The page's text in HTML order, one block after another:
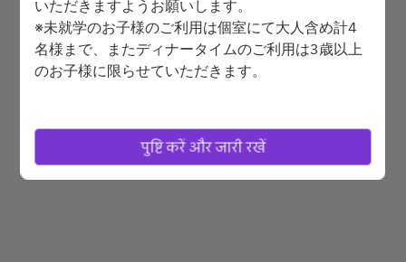
個室
उपलब्धता खोजें
संचालित
いただきますようお願いします。
※未就学のお子様のご利用は個室にて大人含め計4
名様まで、またディナータイムのご利用は3歳以上
のお子様に限らせていただきます。
誕生日・お祝い等のお客様へは、デザートにメッセ
ージ付きチョコレートプレートを、添えさせて頂き
ます。
पुष्टि करें और जारी रखें